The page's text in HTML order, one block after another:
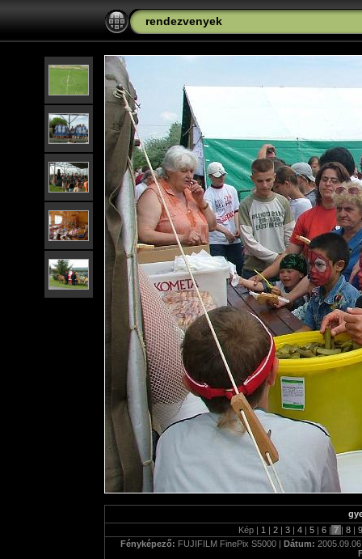
rendezvenyek
Kép | 1 | 2 | 3 | 4 | 5 | 6 | 7 | 8 |
Fényképező: FUJIFILM FinePix S5000 | Dátum: